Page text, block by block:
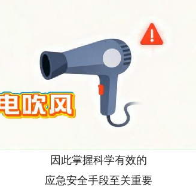
因此掌握科学有效的
应急安全手段至关重要